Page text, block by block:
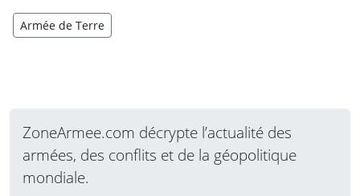
Armée de Terre
ZoneArmee.com décrypte l’actualité des
armées, des conflits et de la géopolitique
mondiale.